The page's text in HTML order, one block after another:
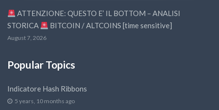
ATTENZIONE: QUESTO E’ IL BOTTOM – ANALISI
STORICA
BITCOIN / ALTCOINS [time sensitive]
August 7, 2026
Popular Topics
Indicatore Hash Ribbons
5 years, 10 months ago